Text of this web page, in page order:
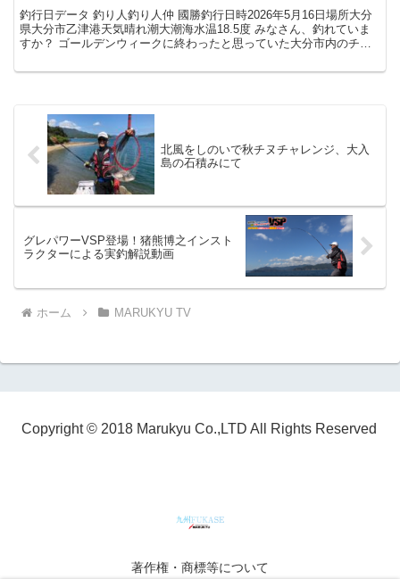
釣行日データ 釣り人釣り人仲 國勝釣行日時2026年5月16日場所大分
県大分市乙津港天気晴れ潮大潮海水温18.5度 みなさん、釣れていま
すか？ ゴールデンウィークに終わったと思っていた大分市内のチヌ
北風をしのいで秋チヌチャレンジ、大入
島の石積みにて
グレパワーVSP登場！猪熊博之インスト
ラクターによる実釣解説動画
ホーム MARUKYU TV
Copyright © 2018 Marukyu Co.,LTD All Rights Reserved
著作権・商標等について